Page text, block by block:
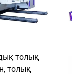
толық
толық